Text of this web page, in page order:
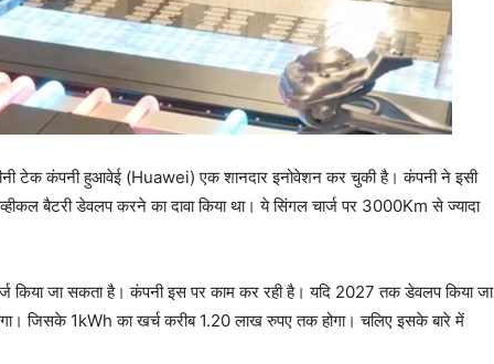
टेक कंपनी हुआवेई (Huawei) एक शानदार इनोवेशन कर चुकी है। कंपनी ने इसी
बैटरी डेवलप करने का दावा किया था। ये सिंगल चार्ज पर 3000Km से ज्यादा
किया जा सकता है। कंपनी इस पर काम कर रही है। यदि 2027 तक डेवलप किया जा
जिसके 1kWh का खर्च करीब 1.20 लाख रुपए तक होगा। चलिए इसके बारे में